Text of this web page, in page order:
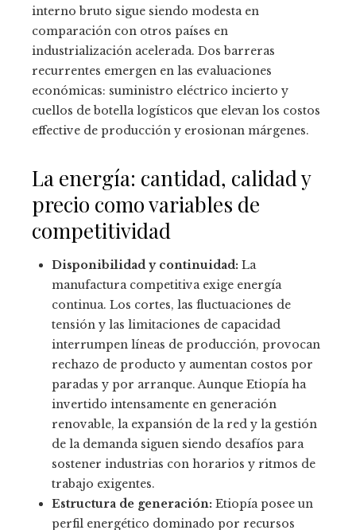
interno bruto sigue siendo modesta en
comparación con otros países en
industrialización acelerada. Dos barreras
recurrentes emergen en las evaluaciones
económicas: suministro eléctrico incierto y
cuellos de botella logísticos que elevan los costos
effective de producción y erosionan márgenes.
La energía: cantidad, calidad y
precio como variables de
competitividad
Disponibilidad y continuidad: La
manufactura competitiva exige energía
continua. Los cortes, las fluctuaciones de
tensión y las limitaciones de capacidad
interrumpen líneas de producción, provocan
rechazo de producto y aumentan costos por
paradas y por arranque. Aunque Etiopía ha
invertido intensamente en generación
renovable, la expansión de la red y la gestión
de la demanda siguen siendo desafíos para
sostener industrias con horarios y ritmos de
trabajo exigentes.
Estructura de generación: Etiopía posee un
perfil energético dominado por recursos